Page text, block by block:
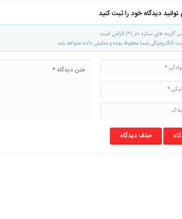
دیدگاه خود را ثبت کنید
گزینه های ستاره دار (*) الزامی است
الکترونیکی شما محفوظ بوده و نمایش داده نخواهد شد
حذف دیدگاه